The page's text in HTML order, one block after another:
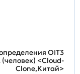
OIT3
<Cloud-
Clone,Китай>